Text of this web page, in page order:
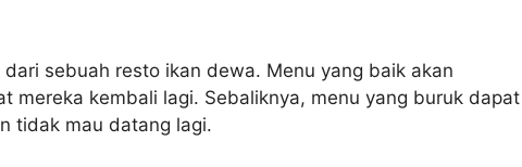
sebuah resto ikan dewa. Menu yang baik akan
mereka kembali lagi. Sebaliknya, menu yang buruk dapat
tidak mau datang lagi.